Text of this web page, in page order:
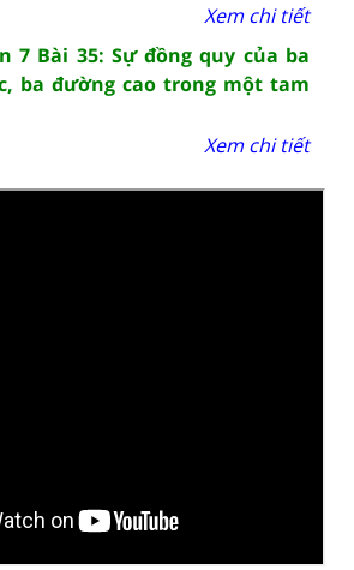
Xem chi tiết
7 Bài 35: Sự đồng quy của ba
ba đường cao trong một tam
Xem chi tiết